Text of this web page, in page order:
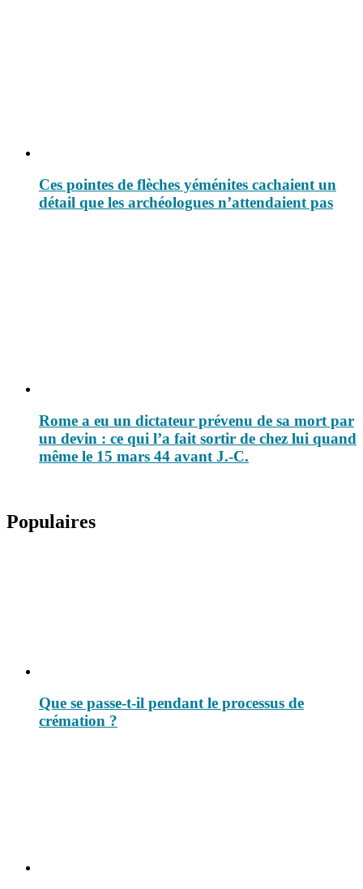
Ces pointes de flèches yéménites cachaient un
détail que les archéologues n’attendaient pas
Rome a eu un dictateur prévenu de sa mort par
un devin : ce qui l’a fait sortir de chez lui quand
même le 15 mars 44 avant J.-C.
Populaires
Que se passe-t-il pendant le processus de
crémation ?